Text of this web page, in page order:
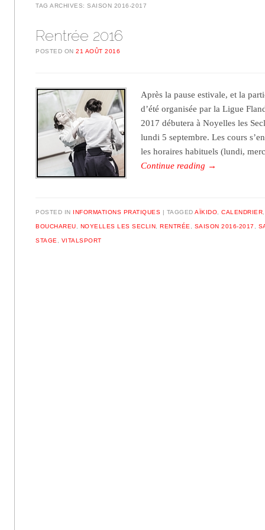
TAG ARCHIVES:SAISON 2016-2017
Rentrée 2016
POSTED ON21 AOÛT 2016
Après la pause estivale, et la
d’été organisée par la Ligue
2017 débutera à Noyelles les
lundi 5 septembre. Les cours
les horaires habituels (lundi,
Continue reading →
POSTED IN INFORMATIONS PRATIQUES TAGGEDAÏKIDO ,CALENDRIER
BOUCHAREU NOYELLES LES SECLIN ,RENTRÉE SAISON 2016-2017
STAGE VITALSPORT